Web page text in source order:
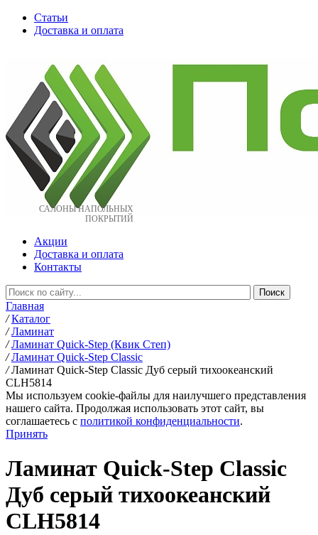
Статьи
Доставка и оплата
САЛОНЫ НАПОЛЬНЫХ
ПОКРЫТИЙ
Акции
Доставка и оплата
Контакты
Главная
/ Каталог
/ Ламинат
/ Ламинат Quick-Step (Квик Степ)
/ Ламинат Quick-Step Classic
/ Ламинат Quick-Step Classic Дуб серый тихоокеанский
CLH5814
Мы используем cookie-файлы для наилучшего представления
нашего сайта. Продолжая использовать этот сайт, вы
соглашаетесь c политикой конфиденциальности.
Принять
Ламинат Quick-Step Classic
Дуб серый тихоокеанский
CLH5814